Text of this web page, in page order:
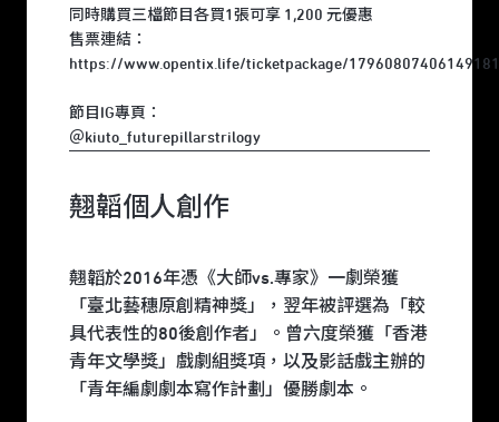
同時購買三檔節目各買1張可享 1,200 元優惠
售票連結：
https://www.opentix.life/ticketpackage/
節目IG專頁：
＠kiuto_futurepillarstrilogy
翹韜個人創作
翹韜於2016年憑《大師vs.專家》一劇榮獲
「臺北藝穗原創精神獎」，翌年被評選為「較
具代表性的80後創作者」。曾六度榮獲「香港
青年文學獎」戲劇組獎項，以及影話戲主辦的
「青年編劇劇本寫作計劃」優勝劇本。